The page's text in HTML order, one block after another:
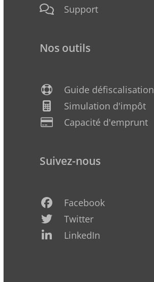
Support
Nos outils
Guide défiscalisation
Simulation d'impôt
Capacité d'emprunt
Suivez-nous
Facebook
Twitter
LinkedIn